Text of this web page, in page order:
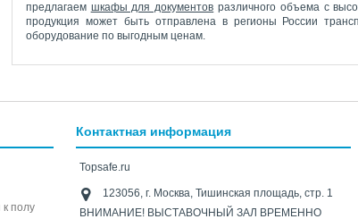
предлагаем шкафы для документов различного объема с
продукция может быть отправлена в регионы России
оборудование по выгодным ценам.
полу
Контактная информация
Topsafe.ru
123056, г. Москва, Тишинская площадь, стр. 1
ВНИМАНИЕ! ВЫСТАВОЧНЫЙ ЗАЛ ВРЕМЕННО